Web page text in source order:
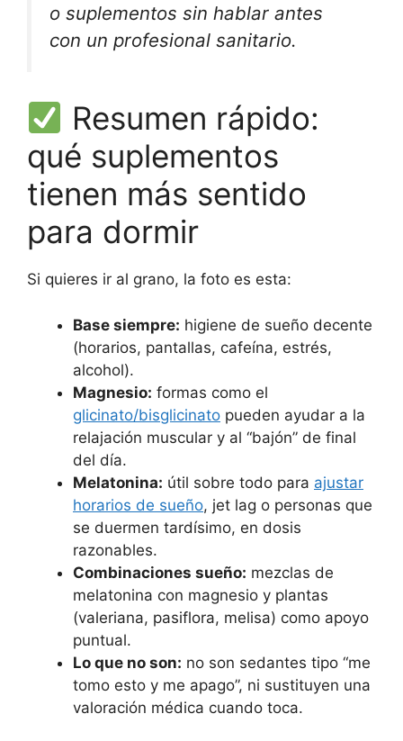
o suplementos sin hablar antes
con un profesional sanitario.
Resumen rápido:
qué suplementos
tienen más sentido
para dormir
Si quieres ir al grano, la foto es esta:
Base siempre: higiene de sueño decente
(horarios, pantallas, cafeína, estrés,
alcohol).
Magnesio: formas como el
glicinato/bisglicinato pueden ayudar a la
relajación muscular y al “bajón” de final
del día.
Melatonina: útil sobre todo para ajustar
horarios de sueño, jet lag o personas que
se duermen tardísimo, en dosis
razonables.
Combinaciones sueño: mezclas de
melatonina con magnesio y plantas
(valeriana, pasiflora, melisa) como apoyo
puntual.
Lo que no son: no son sedantes tipo “me
tomo esto y me apago”, ni sustituyen una
valoración médica cuando toca.